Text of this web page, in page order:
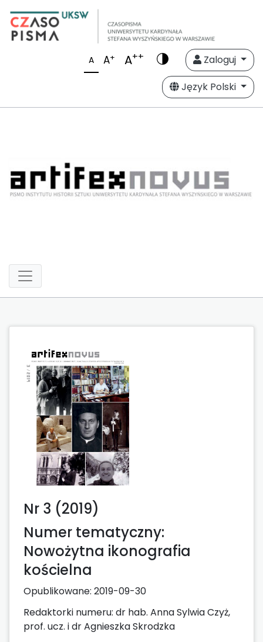
A A+ A++
Zaloguj
Język Polski
Nr 3 (2019)
Numer tematyczny:
Nowożytna ikonografia
kościelna
Opublikowane: 2019-09-30
Redaktorki numeru: dr hab. Anna Sylwia Czyż,
prof. ucz. i dr Agnieszka Skrodzka